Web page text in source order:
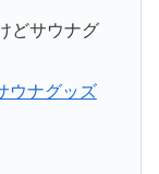
どサウナグ
ウナグッズ